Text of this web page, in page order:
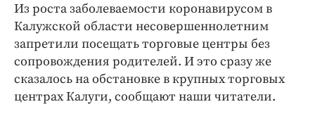
ПРОЕКТЫ
Блоги
Издания
Медиаперсона
Интересное чтиво
Из роста заболеваемости коронавирусом в
Калужской области несовершеннолетним
запретили посещать торговые центры без
сопровождения родителей. И это сразу же
сказалось на обстановке в крупных торговых
центрах Калуги, сообщают наши читатели.